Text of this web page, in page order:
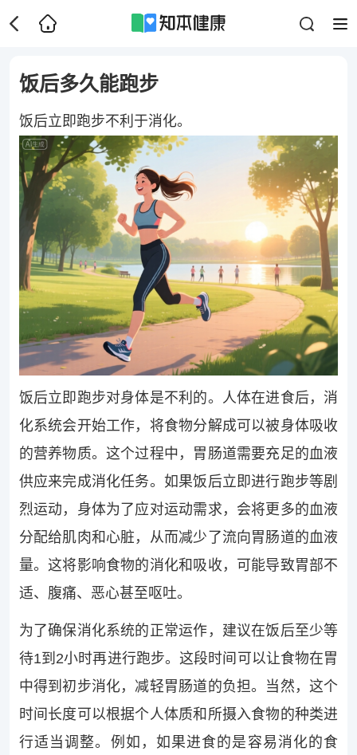
饭后多久能跑步
饭后立即跑步不利于消化。
饭后立即跑步对身体是不利的。人体在进食后，消
化系统会开始工作，将食物分解成可以被身体吸收
的营养物质。这个过程中，胃肠道需要充足的血液
供应来完成消化任务。如果饭后立即进行跑步等剧
烈运动，身体为了应对运动需求，会将更多的血液
分配给肌肉和心脏，从而减少了流向胃肠道的血液
量。这将影响食物的消化和吸收，可能导致胃部不
适、腹痛、恶心甚至呕吐。
为了确保消化系统的正常运作，建议在饭后至少等
待1到2小时再进行跑步。这段时间可以让食物在胃
中得到初步消化，减轻胃肠道的负担。当然，这个
时间长度可以根据个人体质和所摄入食物的种类进
行适当调整。例如，如果进食的是容易消化的食